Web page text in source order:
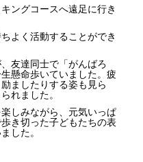
ングコースへ遠足に行き
よく活動することができ
友達同士で「がんばろ
懸命歩いていました。疲
ましたりする姿も見ら
れました。
しみながら、元気いっぱ
き切った子どもたちの表
した。